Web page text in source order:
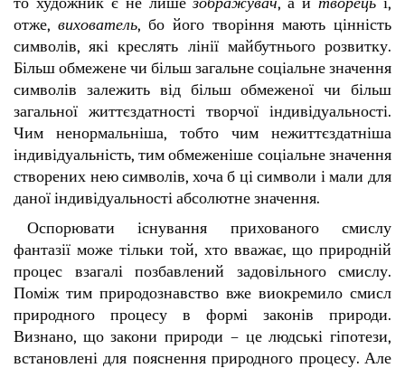
отже, вихователь, бо його творіння мають цінність
символів, які креслять лінії майбутнього розвитку.
Більш обмежене чи більш загальне соціальне значення
символів залежить від більш обмеженої чи більш
загальної життєздатності творчої індивідуальності.
Чим ненормальніша, тобто чим нежиттєздатніша
індивідуальність, тим обмеженіше соціальне значення
створених нею символів, хоча б ці символи і мали для
даної індивідуальності абсолютне значення.
Оспорювати існування прихованого смислу
фантазії може тільки той, хто вважає, що природній
процес взагалі позбавлений задовільного смислу.
Поміж тим природознавство вже виокремило смисл
природного процесу в формі законів природи.
Визнано, що закони природи – це людські гіпотези,
встановлені для пояснення природного процесу. Але